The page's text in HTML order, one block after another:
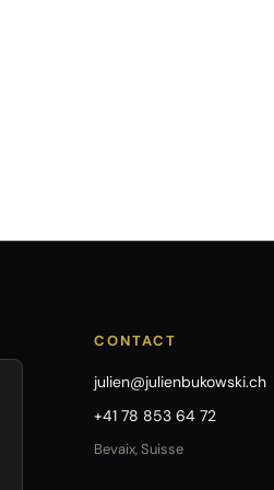
CONTACT
julien@julienbukowski.ch
+41 78 853 64 72
Bevaix, Suisse